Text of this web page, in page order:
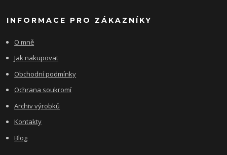
INFORMACE PRO ZÁKAZNÍKY
O mně
Jak nakupovat
Obchodní podmínky
Ochrana soukromí
Archiv výrobků
Kontakty
Blog